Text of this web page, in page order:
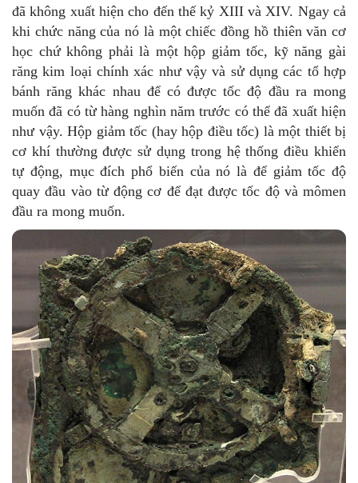
đã không xuất hiện cho đến thế kỷ XIII và XIV. Ngay cả
khi chức năng của nó là một chiếc đồng hồ thiên văn cơ
học chứ không phải là một hộp giảm tốc, kỹ năng gài
răng kim loại chính xác như vậy và sử dụng các tổ hợp
bánh răng khác nhau để có được tốc độ đầu ra mong
muốn đã có từ hàng nghìn năm trước có thể đã xuất hiện
như vậy. Hộp giảm tốc (hay hộp điều tốc) là một thiết bị
cơ khí thường được sử dụng trong hệ thống điều khiển
tự động, mục đích phổ biến của nó là để giảm tốc độ
quay đầu vào từ động cơ để đạt được tốc độ và mômen
đầu ra mong muốn.